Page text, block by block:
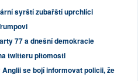
syrští zubařští uprchlíci
77 a dnešní demokracie
twitteru pitomosti
se bojí informovat policii, že